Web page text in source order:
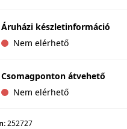
Áruházi készletinformáció
Nem elérhető
Csomagponton átvehető
Nem elérhető
252727